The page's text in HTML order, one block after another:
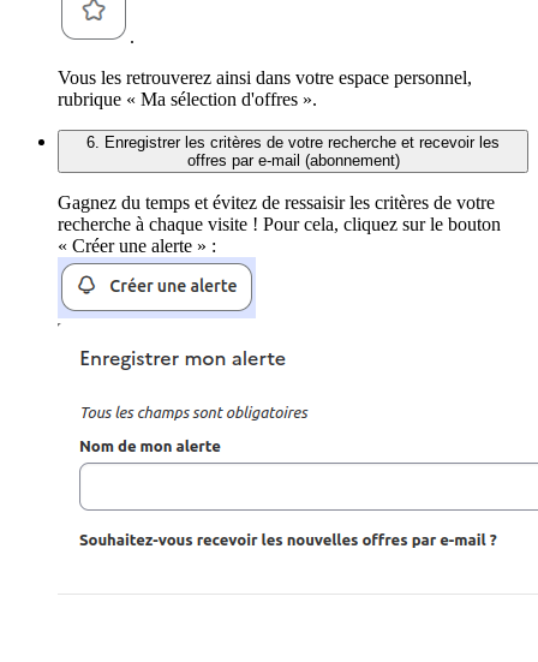
.
Vous les retrouverez ainsi dans votre espace personnel,
rubrique « Ma sélection d'offres ».
6. Enregistrer les critères de votre recherche et recevoir les
offres par e-mail (abonnement)
Gagnez du temps et évitez de ressaisir les critères de votre
recherche à chaque visite ! Pour cela, cliquez sur le bouton
« Créer une alerte » :